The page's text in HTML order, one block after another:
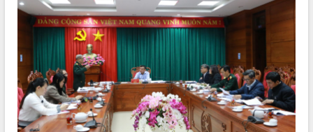
QUY HOẠCH - KẾ HOẠCH